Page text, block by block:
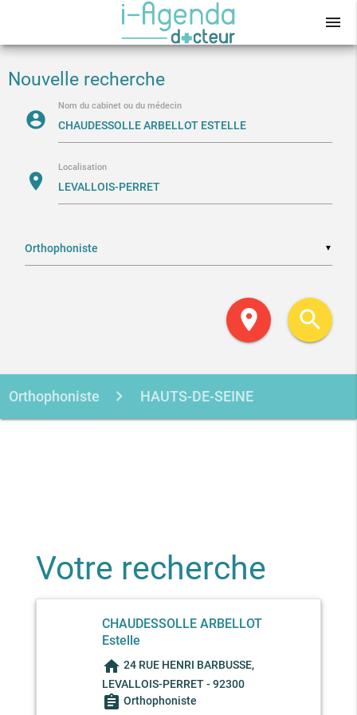
menu
Nouvelle recherche
account_circle
Nom du cabinet ou du médecin
location_on
Localisation
▼
location_on search
Orthophoniste HAUTS-DE-SEINE
Votre recherche
CHAUDESSOLLE ARBELLOT
Estelle
home 24 RUE HENRI BARBUSSE,
LEVALLOIS-PERRET - 92300
assignment Orthophoniste